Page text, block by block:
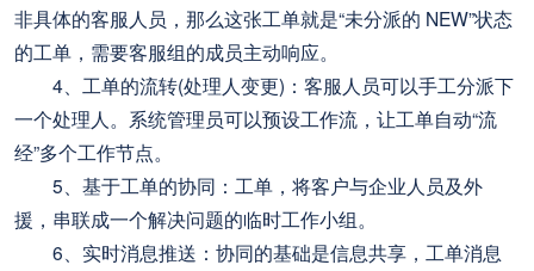
非具体的客服人员，那么这张工单就是“未分派的 NEW”状态
的工单，需要客服组的成员主动响应。
4、工单的流转(处理人变更)：客服人员可以手工分派下
一个处理人。系统管理员可以预设工作流，让工单自动“流
经”多个工作节点。
5、基于工单的协同：工单，将客户与企业人员及外
援，串联成一个解决问题的临时工作小组。
6、实时消息推送：协同的基础是信息共享，工单消息